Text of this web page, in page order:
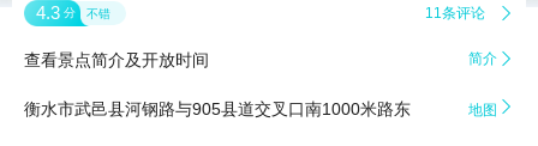
4.3 分 不错 11条评论 
查看景点简介及开放时间 简介 
衡水市武邑县河钢路与905县道交叉口南1000米路东 地图 